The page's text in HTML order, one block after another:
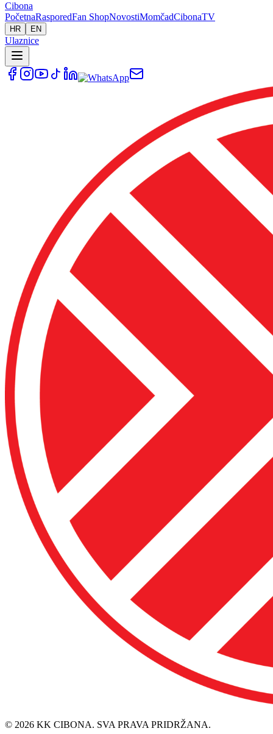
Cibona
PočetnaRasporedFan ShopNovostiMomčadCibonaTV
HR EN
Ulaznice
© 2026 KK CIBONA. SVA PRAVA PRIDRŽANA.